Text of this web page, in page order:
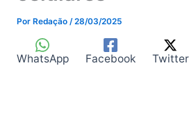
Por Redação /28/03/2025
WhatsApp Facebook Twitter